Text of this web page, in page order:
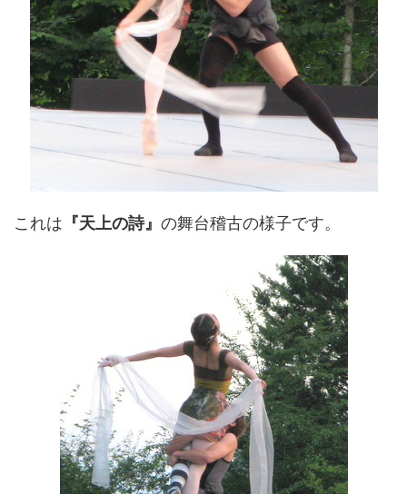
これは 『天上の詩』 の舞台稽古の様子です。